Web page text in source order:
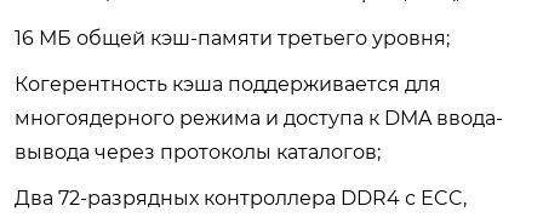
16 МБ общей кэш-памяти третьего уровня;
Когерентность кэша поддерживается для
многоядерного режима и доступа к DMA ввода-
вывода через протоколы каталогов;
Два 72-разрядных контроллера DDR4 с ECC,